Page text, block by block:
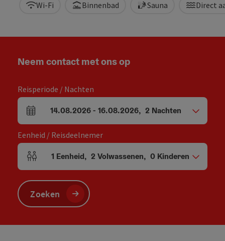
Wi-Fi Binnenbad Sauna Direct
Neem contact met ons op
Reisperiode / Nachten
Velden voor aankomst en vertrek
14.08.2026- 16.08.2026, 2 Nachten
Eenheid / Reisdeelnemer
Aantal eenheden en persoonsvelden
1 Eenheid, 2 Volwassenen, 0 Kinderen
Zoeken